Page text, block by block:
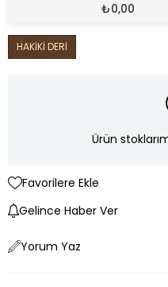
₺0,00
HAKİKİ DERİ
Ürün
Favorilere Ekle
Gelince Haber Ver
Yorum Yaz